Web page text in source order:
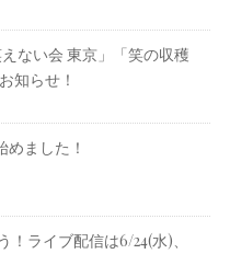
ない会 東京」「笑の収穫
知らせ！
ました！
！ライブ配信は6/24(水)、